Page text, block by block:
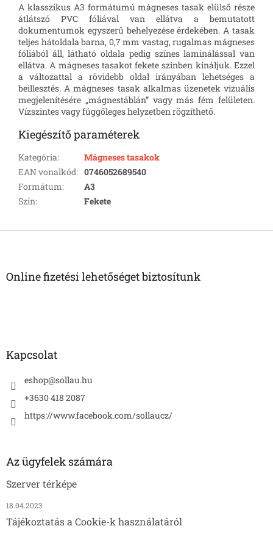
A klasszikus A3 formátumú mágneses tasak elülső része
átlátszó PVC fóliával van ellátva a bemutatott
dokumentumok egyszerű behelyezése érdekében. A tasak
teljes hátoldala barna, 0,7 mm vastag, rugalmas mágneses
fóliából áll, látható oldala pedig színes laminálással van
ellátva. A mágneses tasakot fekete színben kínáljuk. Ezzel
a változattal a rövidebb oldal irányában lehetséges a
beillesztés. A mágneses tasak alkalmas üzenetek vizuális
megjelenítésére „mágnestáblán” vagy más fém felületen.
Vízszintes vagy függőleges helyzetben rögzíthető.
Kiegészítő paraméterek
Kategória:
Mágneses tasakok
EAN vonalkód: 0746052689540
Formátum:
A3
Szín: Fekete
L
Online fizetési lehetőséget biztosítunk
Kapcsolat
eshop@sollau.hu
+3630 418 2087
https://www.facebook.com/sollaucz/
Az ügyfelek számára
Szerver térképe
18.04.2023
Tájékoztatás a Cookie-k használatáról